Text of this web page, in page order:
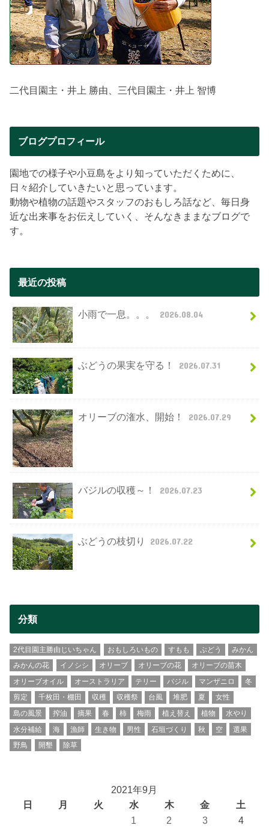
二代目園主・井上 勝由、三代目園主・井上 智博
ブログプロフィール
園地での様子や小豆島をより知っていただくために、
日々紹介していきたいと思っています。
動物や植物の話題やスタッフのおもしろ話など、毎日身
近な出来事をお伝えしていく、そんなきままなブログで
す。
最近の投稿
小雨で一息。。。 2026.08.04
ぶどうの果実を守る！ 2026.07.31
オリーブの潅水、開始！ 2026.07.29
バジルの収穫～！ 2026.07.23
ぶどうの枝切り 2026.07.22
分類
2代目園主勝由じいちゃん おもしろいもの すもも ぶどう
みかん
みかんの花
イノシシ オリーブ オリーブの花
オリーブの苗木
オリーブオイル
オーストラリア テリー バジル マンザニロ
冬
剪定
千枚田・棚田 収穫 収穫祭 台風 堆肥 夏
女性
島の風景
搾油 摘果 春 柿 梅雨 植え替え 植物
水やり
水分補給
海 漁師 生き物 男性 石垣づくり 秋 空
選果
野鳥
開墾 除草
2021年9月
日
月 火 水 木 金 土
1 2 3
4